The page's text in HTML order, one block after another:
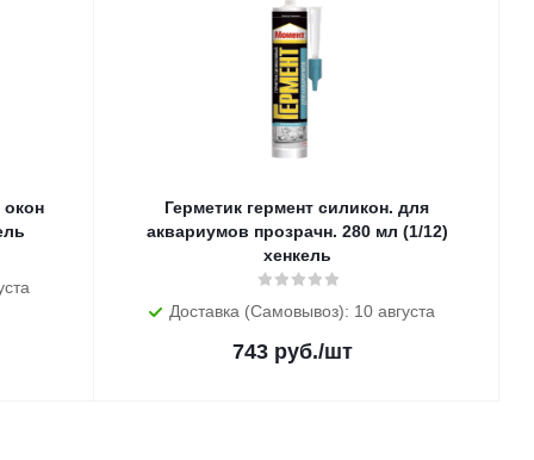
окон
Герметик гермент силикон. для
аквариумов прозрачн. 280 мл (1/12)
хенкель
Доставка (Самовывоз): 10 августа
743 руб./шт